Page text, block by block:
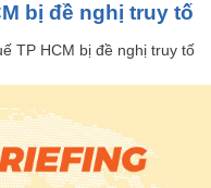
bị đề nghị truy tố
TP HCM bị đề nghị truy tố